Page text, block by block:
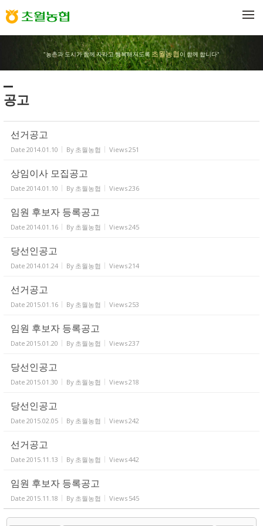
"농촌과 도시가 함께 자라고 행복해지도록초월농협이 함께 합니다"
공고
선거공고
Date 2014.01.10 By 초월농협 Views251
상임이사 모집공고
Date 2014.01.10 By 초월농협 Views236
임원 후보자 등록공고
Date 2014.01.16 By 초월농협 Views245
당선인공고
Date 2014.01.24 By 초월농협 Views214
선거공고
Date 2015.01.16 By 초월농협 Views253
임원 후보자 등록공고
Date 2015.01.20 By 초월농협 Views237
당선인공고
Date 2015.01.30 By 초월농협 Views218
당선인공고
Date 2015.02.05 By 초월농협 Views242
선거공고
Date 2015.11.13 By 초월농협 Views442
임원 후보자 등록공고
Date 2015.11.18 By 초월농협 Views 545